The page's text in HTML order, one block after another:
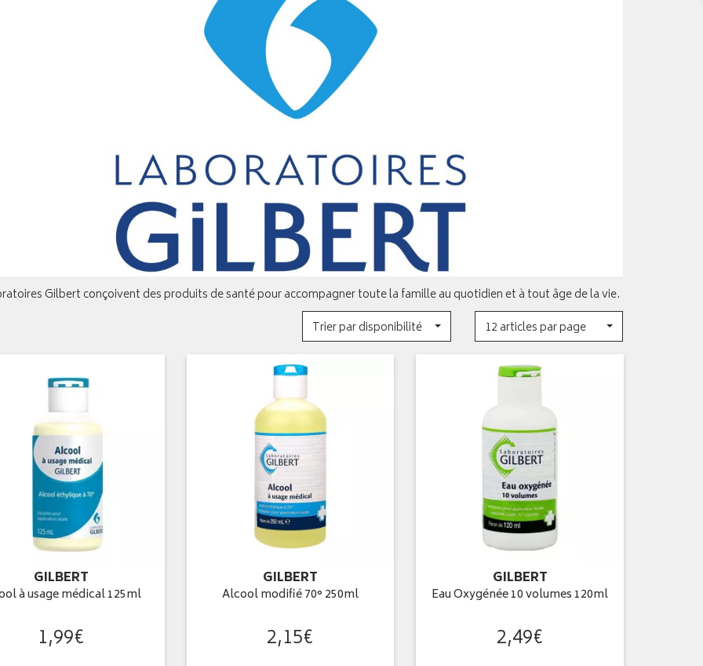
Gilbert conçoivent des produits de santé pour accompagner toute la famille au quotidien et à tout âge de la vie.
Trier par disponibilité
12 articles par page
GILBERT
à usage médical 125ml
1,99€
GILBERT
Alcool modifié 70° 250ml
2,15€
GILBERT
Eau Oxygénée 10 volumes 120ml
2,49€